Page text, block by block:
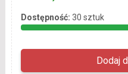
Dostępność: 30 sztuk